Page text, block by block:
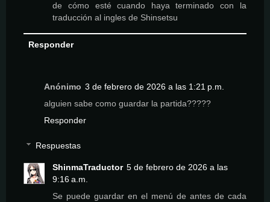
de cómo esté cuando haya terminado con la
traducción al ingles de Shinsetsu
Responder
Anónimo 3 de febrero de 2026 a las 1:21 p.m.
alguien sabe como guardar la partida?????
Responder
Respuestas
ShinmaTraductor 5 de febrero de 2026 a las
9:16 a.m.
Se puede guardar en el menú de antes de cada